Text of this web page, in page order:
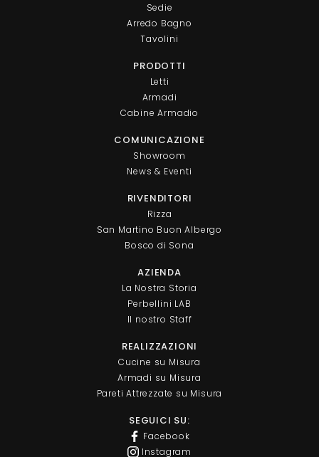
Sedie
Arredo Bagno
Tavolini
PRODOTTI
Letti
Armadi
Cabine Armadio
COMUNICAZIONE
Showroom
News & Eventi
RIVENDITORI
Rizza
San Martino Buon Albergo
Bosco di Sona
AZIENDA
La Nostra Storia
Perbellini LAB
Il nostro Staff
REALIZZAZIONI
Cucine su Misura
Armadi su Misura
Pareti Attrezzate su Misura
SEGUICI SU:
Facebook
Instagram